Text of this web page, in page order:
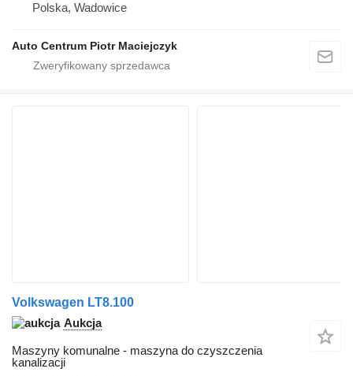
Polska, Wadowice
Auto Centrum Piotr Maciejczyk
Volkswagen LT8.100
Aukcja
Maszyny komunalne - maszyna do czyszczenia
kanalizacji